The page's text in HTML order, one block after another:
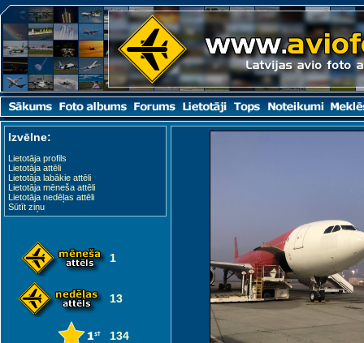
Izvēlne:
Lietotāja profils
Lietotāja attēli
Lietotāja labākie attēli
Lietotāja mēneša attēli
Lietotāja nedēļas attēli
Sūtīt ziņu
1
13
134